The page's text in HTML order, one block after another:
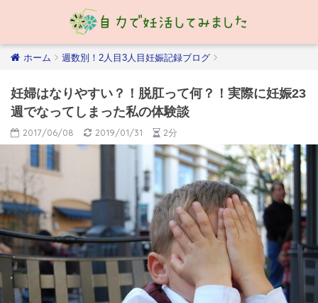
ホーム 週数別！2人目3人目妊娠記録ブログ
妊婦はなりやすい？！脱肛って何？！実際に妊娠23
週でなってしまった私の体験談
2017/06/08 2019/01/31 2分